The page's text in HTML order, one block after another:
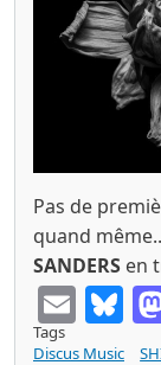
Pas de
quand
SANDERS en
Tags
Discus Music